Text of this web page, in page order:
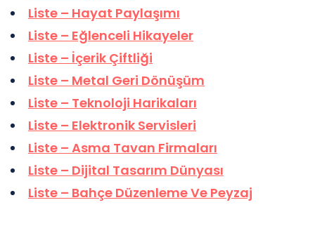
Liste – Hayat Paylaşımı
Liste – Eğlenceli Hikayeler
Liste – İçerik Çiftliği
Liste – Metal Geri Dönüşüm
Liste – Teknoloji Harikaları
Liste – Elektronik Servisleri
Liste – Asma Tavan Firmaları
Liste – Dijital Tasarım Dünyası
Liste – Bahçe Düzenleme Ve Peyzaj